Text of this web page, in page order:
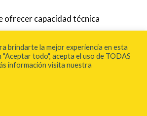
ofrecer capacidad técnica
la carga operativa del
digital es clave para integrar todo
interoperables con LIS/HIS
brindarte la mejor experiencia en esta
"Aceptar todo", acepta el uso de TODAS
información visita nuestra